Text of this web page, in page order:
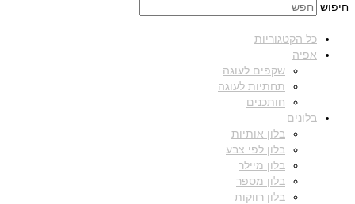
חיפוש
כל הקטגוריות
אפיה
שקפים לעוגה
תחתיות לעוגה
חותכנים
בלונים
בלון אותיות
בלון לפי צבע
בלון מיילר
בלון מספר
בלון רווקות